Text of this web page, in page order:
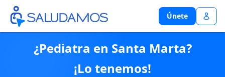
Únete
Únete
¿Pediatra en Santa Marta?
¡Lo tenemos!